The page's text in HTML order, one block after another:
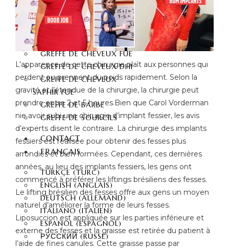
LA GREFFE DE
CHEVEUX
GREFFE DE CHEVEUX
GREFFE DE CHEVEUX FUE
GREFFE DE CHEVEUX DHI
GREFFE DE CHEVEUX
SAPHIR FUE
GREFFE DE BARBE
GREFFE DE SOURCILS
CONTACT
FRANÇAIS
TÜRKÇE(TURC)
ENGLISH (ANGLAIS)
DEUTSCH(ALLEMAND)
ITALIANO(ITALIEN)
ESPAÑOL(ESPAGNOL)
РУССКИЙ(RUSSE)
L’apparence de cette chirurgie plaît aux personnes qui
perdent ou prennent du poids rapidement. Selon la
gravité et l’étendue de la chirurgie, la chirurgie peut
prendre entre 2 et 5 heures.Bien que Carol Vorderman
nie avoir subi une chirurgie d’implant fessier, les avis
d’experts disent le contraire. La chirurgie des implants
fessiers est réalisée pour obtenir des fesses plus
arrondies et bien formées. Cependant, ces dernières
années, au lieu des implants fessiers, les gens ont
commencé à préférer les liftings brésiliens des fesses.
Le lifting brésilien des fesses offre aux gens un moyen
naturel d’améliorer la forme de leurs fesses.
Liposuccion est appliquée sur les parties inférieure et
externe des fesses et la graisse est retirée du patient à
l’aide de fines canules. Cette graisse passe par